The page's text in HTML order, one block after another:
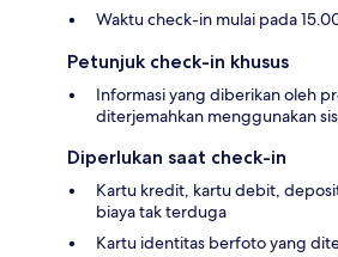
Waktu check-in mulai pada
Petunjuk check-in khusus
Informasi yang diberikan oleh
diterjemahkan menggunakan
Diperlukan saat check-in
Kartu kredit, kartu debit,
biaya tak terduga
Kartu identitas berfoto yang